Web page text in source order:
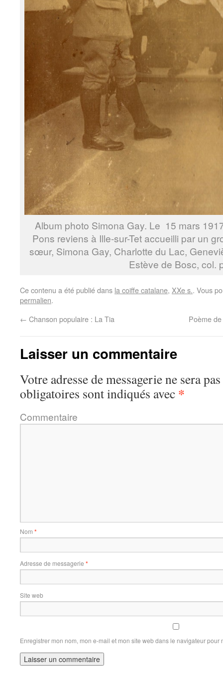
Album photo Simona Gay. Le 15 mars
Pons reviens à Ille-sur-Tet accueilli par un
sœur, Simona Gay, Charlotte du Lac,
Estève de Bosc, col.
Ce contenu a été publié dans la coiffe catalane, XXe s.. Vous
permalien.
← Chanson populaire : La Tia Poème
Laisser un commentaire
Votre adresse de messagerie ne sera
obligatoires sont indiqués avec *
Commentaire
Nom *
Adresse de messagerie *
Site web
Enregistrer mon nom, mon e-mail et mon site web dans le navigateur pour